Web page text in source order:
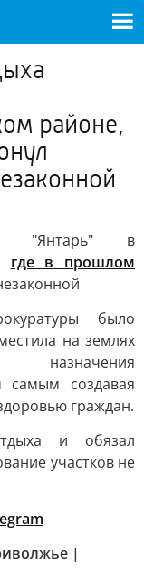
районе,
"Янтарь" в
где в прошлом
было
на землях
назначения
самым создавая
граждан.
и обязал
участков не
|